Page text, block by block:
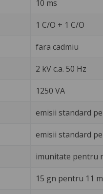
10 ms
1 C/O + 1 C/O
fara cadmiu
2 kV c.a. 50 Hz
1250 VA
emisii standard
emisii standard
imunitate pentru
15 gn pentru 11